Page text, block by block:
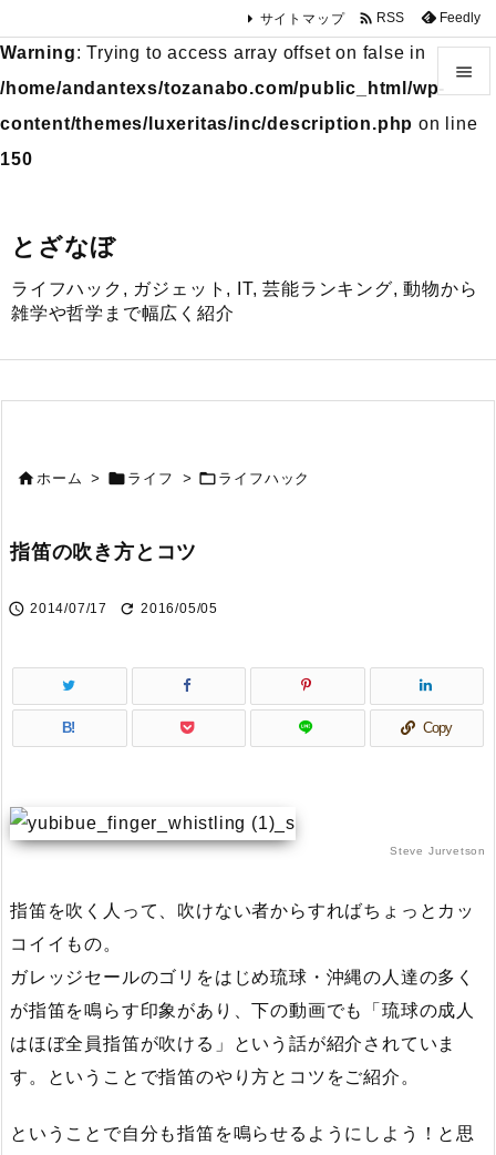
Warning: Trying to access array offset on false in
/home/andantexs/tozanabo.com/public_html/wp-
content/themes/luxeritas/inc/description.php on line
150
とざなぼ
ライフハック, ガジェット, IT, 芸能ランキング, 動物から
雑学や哲学まで幅広く紹介


前へ
サイトマップ  RSS Feedly
ホーム >  ライフ >  ライフハック
指笛の吹き方とコツ
 2014/07/17  2016/05/05
B! Copy
Steve Jurvetson
指笛を吹く人って、吹けない者からすればちょっとカッ
コイイもの。
ガレッジセールのゴリをはじめ琉球・沖縄の人達の多く
が指笛を鳴らす印象があり、下の動画でも「琉球の成人
はほぼ全員指笛が吹ける」という話が紹介されていま
す。ということで指笛のやり方とコツをご紹介。
ということで自分も指笛を鳴らせるようにしよう！と思